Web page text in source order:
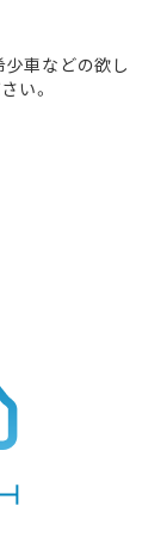
少車などの欲し
い。